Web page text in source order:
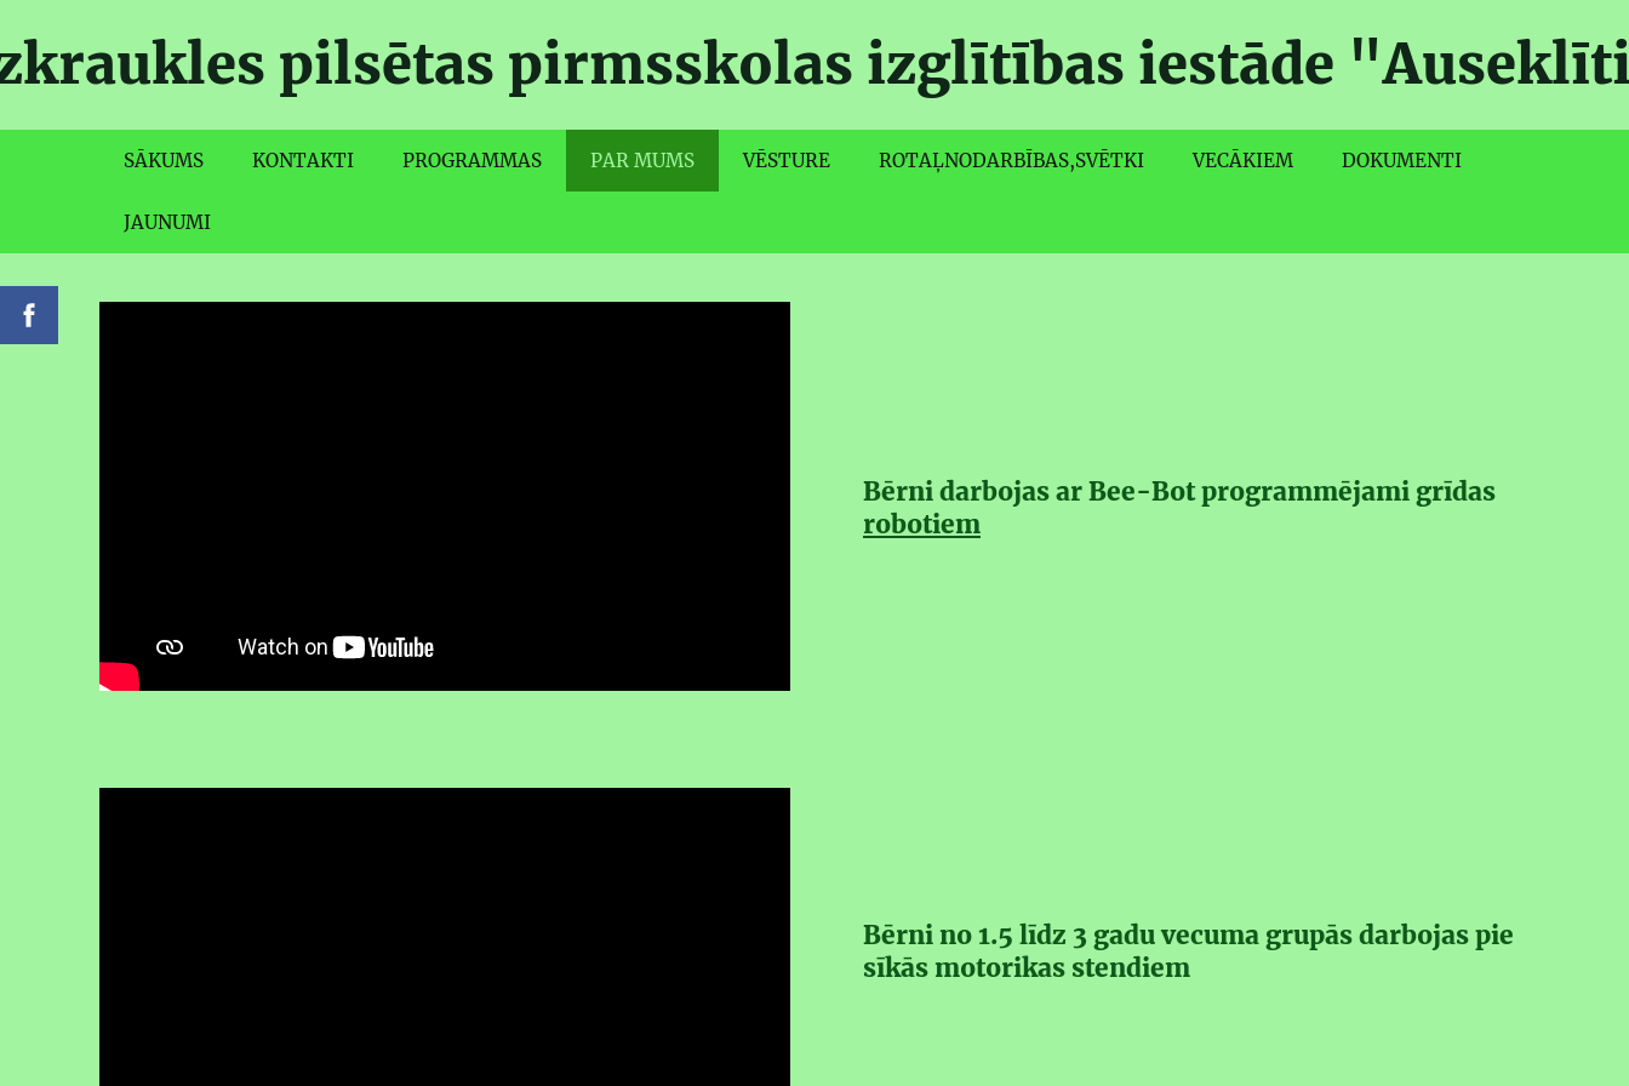
pilsētas pirmsskolas izglītības iestāde
SĀKUMS KONTAKTI PROGRAMMAS PAR MUMS VĒSTURE ROTAĻNODARBĪBAS,SVĒTKI VECĀKIEM DOKUMENTI
JAUNUMI
Bērni darbojas ar Bee-Botprogrammējami grīdas
robotiem
Bērni no 1.5 līdz 3 gadu vecuma grupās darbojas pie
sīkās motorikas stendiem